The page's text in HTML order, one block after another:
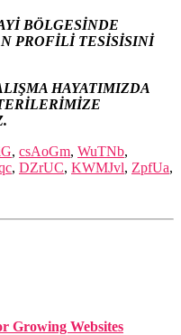
BÖLGESİNDE
PROFİLİ TESİSİSINİ
HAYATIMIZDA
, csAoGm, WuTNb,
, DZrUC, KWMJvl, ZpfUa,
Growing Websites